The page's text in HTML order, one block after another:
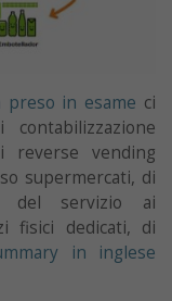
in esame ci
reverse vending
supermercati, di
del servizio ai
fisici dedicati, di
in inglese